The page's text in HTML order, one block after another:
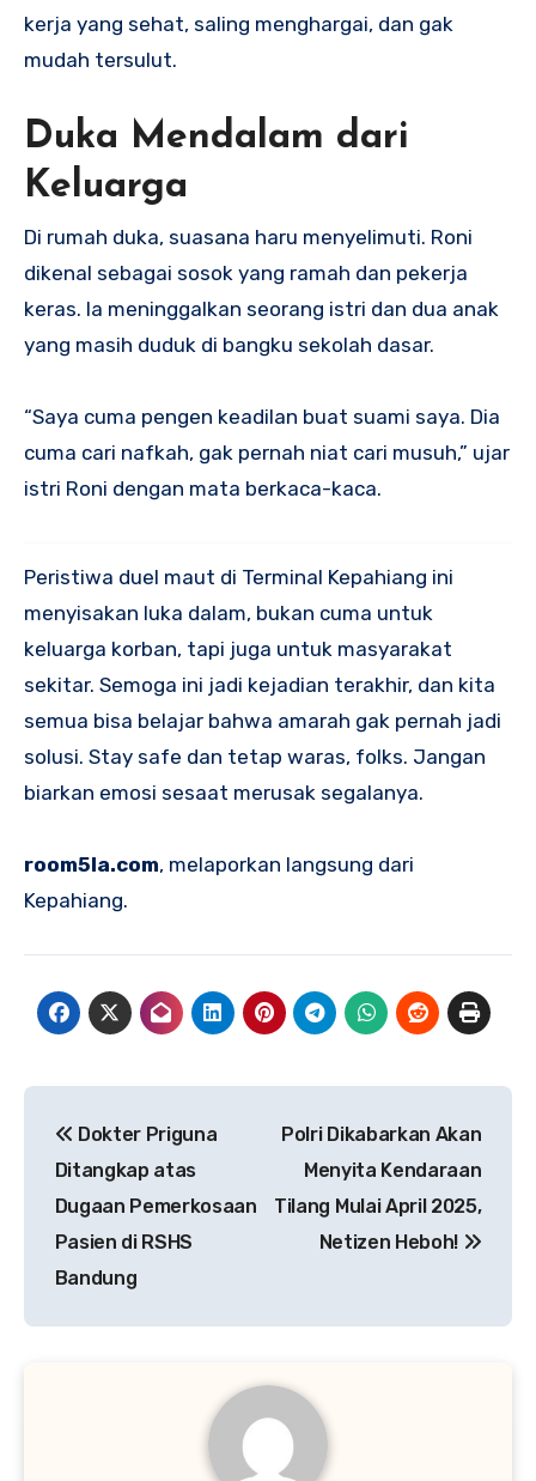
kerja yang sehat, saling menghargai, dan gak
mudah tersulut.
Duka Mendalam dari
Keluarga
Di rumah duka, suasana haru menyelimuti. Roni
dikenal sebagai sosok yang ramah dan pekerja
keras. Ia meninggalkan seorang istri dan dua anak
yang masih duduk di bangku sekolah dasar.
“Saya cuma pengen keadilan buat suami saya. Dia
cuma cari nafkah, gak pernah niat cari musuh,” ujar
istri Roni dengan mata berkaca-kaca.
Peristiwa duel maut di Terminal Kepahiang ini
menyisakan luka dalam, bukan cuma untuk
keluarga korban, tapi juga untuk masyarakat
sekitar. Semoga ini jadi kejadian terakhir, dan kita
semua bisa belajar bahwa amarah gak pernah jadi
solusi. Stay safe dan tetap waras, folks. Jangan
biarkan emosi sesaat merusak segalanya.
room5la.com, melaporkan langsung dari
Kepahiang.
pos
Dokter Priguna
Ditangkap atas
Dugaan Pemerkosaan
Pasien di RSHS
Bandung
Polri Dikabarkan Akan
Menyita Kendaraan
Tilang Mulai April 2025,
Netizen Heboh!